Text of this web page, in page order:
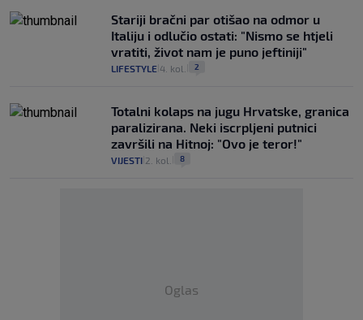
Stariji bračni par otišao na odmor u
Italiju i odlučio ostati: "Nismo se htjeli
vratiti, život nam je puno jeftiniji"
LIFESTYLE 4. kol. 2
Totalni kolaps na jugu Hrvatske, granica
paralizirana. Neki iscrpljeni putnici
završili na Hitnoj: "Ovo je teror!"
VIJESTI 2. kol. 8
Oglas